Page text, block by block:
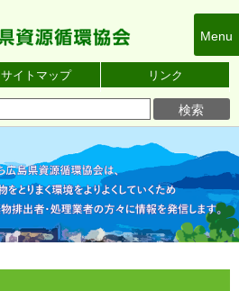
サイトマップ リンク
Menu